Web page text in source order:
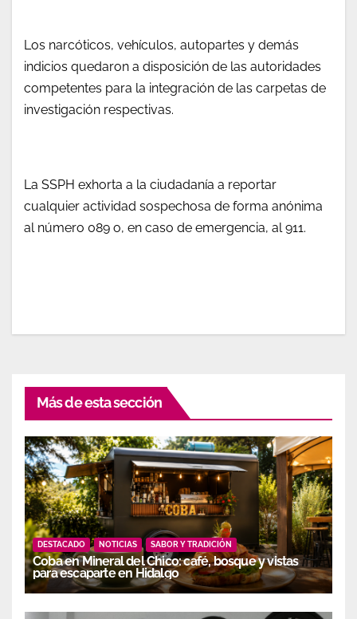
Los narcóticos, vehículos, autopartes y demás
indicios quedaron a disposición de las autoridades
competentes para la integración de las carpetas de
investigación respectivas.
La SSPH exhorta a la ciudadanía a reportar
cualquier actividad sospechosa de forma anónima
al número 089 o, en caso de emergencia, al 911.
Más de esta sección
DESTACADO NOTICIAS SABOR Y TRADICIÓN
Coba en Mineral del Chico: café, bosque y vistas
para escaparte en Hidalgo